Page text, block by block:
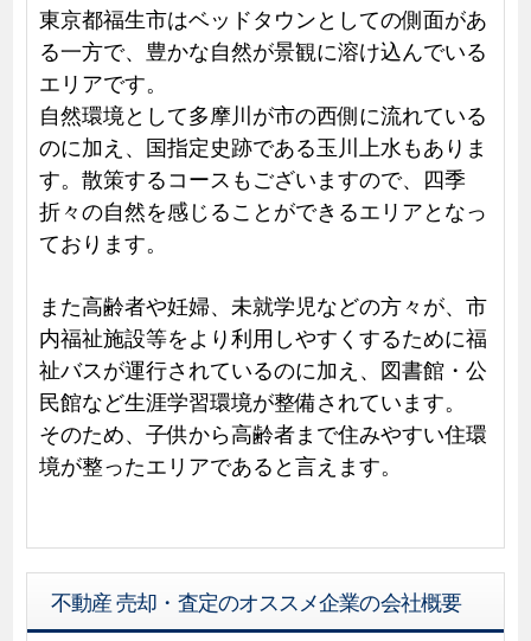
東京都福生市はベッドタウンとしての側面があ
る一方で、豊かな自然が景観に溶け込んでいる
エリアです。
自然環境として多摩川が市の西側に流れている
のに加え、国指定史跡である玉川上水もありま
す。散策するコースもございますので、四季
折々の自然を感じることができるエリアとなっ
ております。
また高齢者や妊婦、未就学児などの方々が、市
内福祉施設等をより利用しやすくするために福
祉バスが運行されているのに加え、図書館・公
民館など生涯学習環境が整備されています。
そのため、子供から高齢者まで住みやすい住環
境が整ったエリアであると言えます。
不動産 売却・査定のオススメ企業の会社概要